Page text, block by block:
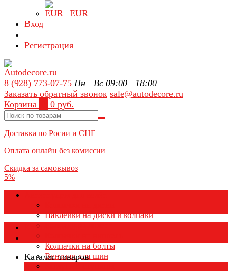
EUR
Вход
Регистрация
8 (928) 773-07-75 Пн—Вс 09:00—18:00
Заказать обратный звонок sale@autodecore.ru
Корзина
0 руб.
Доставка по Росии и СНГ
Оплата онлайн без комиссии
Скидка за самовывоз
5%
Наклейки на диски и колпаки
Колпаки на колеса
Колпачки на болты
Вентили для шин
Каталог товаров
Каталог товаров